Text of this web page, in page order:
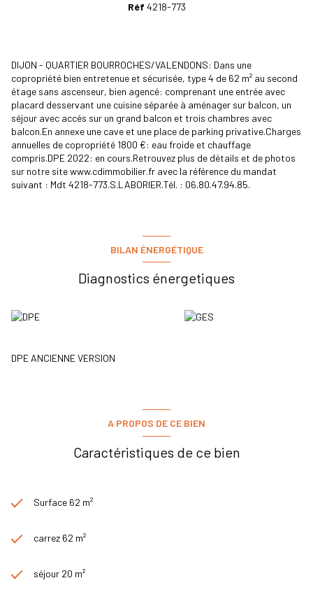
Réf 4218-773
DIJON - QUARTIER BOURROCHES/VALENDONS: Dans une
copropriété bien entretenue et sécurisée, type 4 de 62 m² au second
étage sans ascenseur, bien agencé: comprenant une entrée avec
placard desservant une cuisine séparée à aménager sur balcon, un
séjour avec accés sur un grand balcon et trois chambres avec
balcon.En annexe une cave et une place de parking privative.Charges
annuelles de copropriété 1800 €: eau froide et chauffage
compris.DPE 2022: en cours.Retrouvez plus de détails et de photos
sur notre site www.cdimmobilier.fr avec la référence du mandat
suivant : Mdt 4218-773.S.LABORIER.Tél. : 06.80.47.94.85.
BILAN ÉNERGÉTIQUE
Diagnostics énergetiques
DPE ANCIENNE VERSION
A PROPOS DE CE BIEN
Caractéristiques de ce bien
Surface 62 m²
carrez 62 m²
séjour 20 m²